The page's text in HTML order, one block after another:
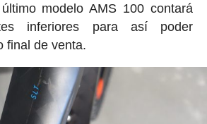
modelo AMS 100 contará
inferiores para así poder
final de venta.